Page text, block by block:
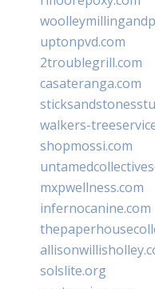
uptonpvd.com
2troublegrill.com
casateranga.com
walkers-
shopmossi.com
mxpwellness.com
infernocanine.com
solslite.org